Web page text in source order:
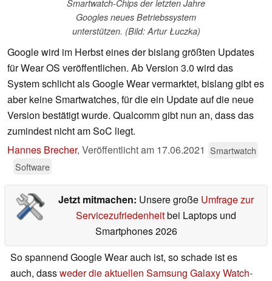
Smartwatch-Chips der letzten Jahre
Googles neues Betriebssystem
unterstützen. (Bild: Artur Łuczka)
Google wird im Herbst eines der bislang größten Updates
für Wear OS veröffentlichen. Ab Version 3.0 wird das
System schlicht als Google Wear vermarktet, bislang gibt es
aber keine Smartwatches, für die ein Update auf die neue
Version bestätigt wurde. Qualcomm gibt nun an, dass das
zumindest nicht am SoC liegt.
Hannes Brecher, Veröffentlicht am 17.06.2021 Smartwatch
Software
Jetzt mitmachen: Unsere große Umfrage zur
Servicezufriedenheitbei Laptops und
Smartphones 2026
So spannend Google Wear auch ist, so schade ist es
auch, dassweder die aktuellen Samsung Galaxy Watch-